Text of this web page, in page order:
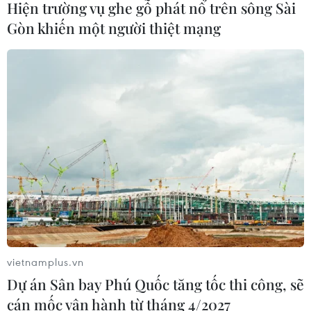
Đảng Cộng hòa đề xuất dự luật trao
thêm thẩm quyền thuế quan cho ông
Mỹ: Lãi suất thế chấp tăng lên mức
cao nhất kể từ tháng Bảy năm ngoái
07/08/2026 00:05
Google Wallet cho phép phụ huynh
thiết lập số dư an toàn của con cái
06/08/2026 23:44
Hiện trường vụ ghe gỗ phát nổ trên sông Sài
Gòn khiến một người thiệt mạng
vietnamplus.vn
Dự án Sân bay Phú Quốc tăng tốc thi công, sẽ
cán mốc vận hành từ tháng 4/2027